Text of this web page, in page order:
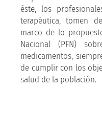
éste, los
terapéutica, tomen
marco de lo
Nacional (PFN)
medicamentos,
de cumplir con los
salud de la población.